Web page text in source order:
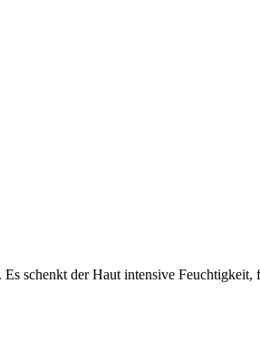
schenkt der Haut intensive